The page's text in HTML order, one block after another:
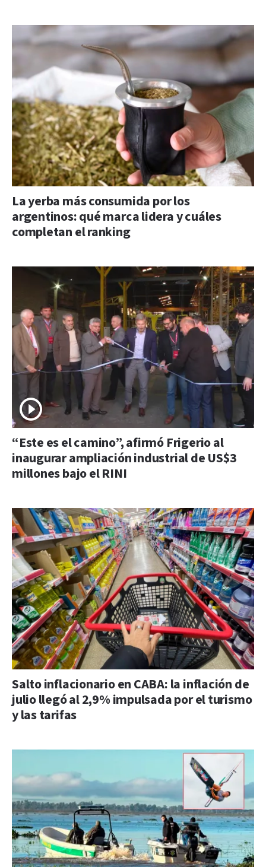
La yerba más consumida por los
argentinos: qué marca lidera y cuáles
completan el ranking
“Este es el camino”, afirmó Frigerio al
inaugurar ampliación industrial de US$3
millones bajo el RINI
Salto inflacionario en CABA: la inflación de
julio llegó al 2,9% impulsada por el turismo
y las tarifas